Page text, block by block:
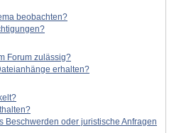
beobachten?
Forum zulässig?
erhalten?
Beschwerden oder juristische Anfragen